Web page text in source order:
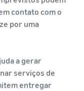
contato com o
por uma
a gerar
serviços de
entregar